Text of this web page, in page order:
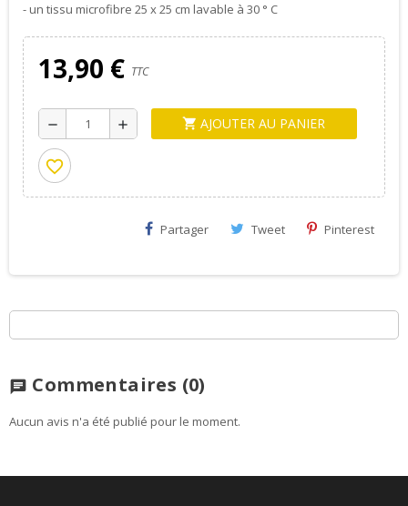
- un tissu microfibre 25 x 25 cm lavable à 30 ° C
13,90 € TTC
remove add shopping_cart AJOUTER AU PANIER
favorite_border
Partager Tweet Pinterest
chat Commentaires (0)
Aucun avis n'a été publié pour le moment.